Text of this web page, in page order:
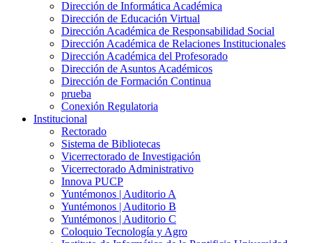
Dirección de Informática Académica
Dirección de Educación Virtual
Dirección Académica de Responsabilidad Social
Dirección Académica de Relaciones Institucionales
Dirección Académica del Profesorado
Dirección de Asuntos Académicos
Dirección de Formación Continua
prueba
Conexión Regulatoria
Institucional
Rectorado
Sistema de Bibliotecas
Vicerrectorado de Investigación
Vicerrectorado Administrativo
Innova PUCP
Yuntémonos | Auditorio A
Yuntémonos | Auditorio B
Yuntémonos | Auditorio C
Coloquio Tecnología y Agro